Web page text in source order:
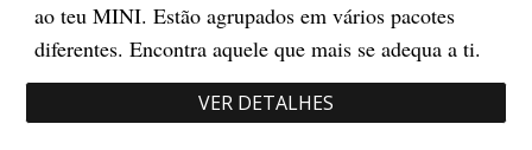
ao teu MINI. Estão agrupados em vários pacotes
diferentes. Encontra aquele que mais se adequa a ti.
VER DETALHES